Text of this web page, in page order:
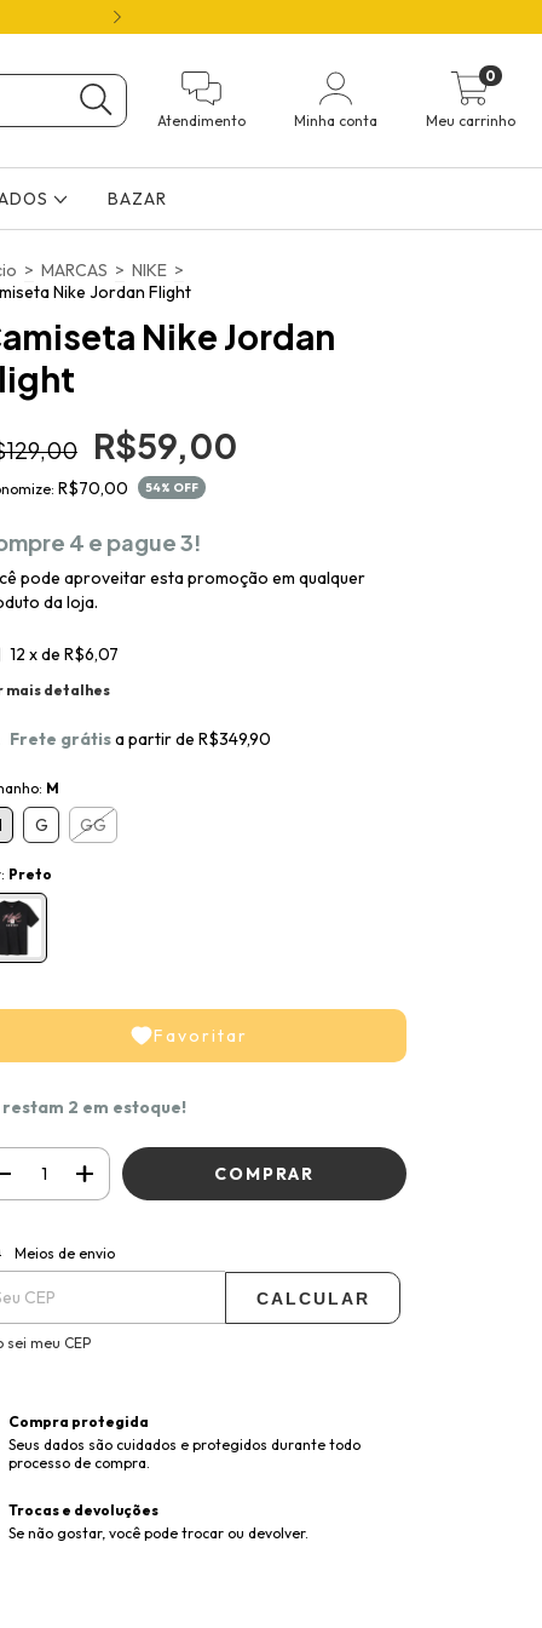
Atendimento Minha conta Meu carrinho
0
BAZAR
> MARCAS > NIKE >
Nike Jordan Flight
Nike Jordan
R$59,00
R$70,00 54% OFF
4 e pague 3!
pode aproveitar esta promoção em qualquer
da loja.
12 x de R$6,07
mais detalhes
Frete grátisa partir de R$349,90
M
G GG
Preto
Favoritar
restam 2 em estoque!
para o CEP:
Meios de envio
CALCULAR
sei meu CEP
Compra protegida
Seus dados são cuidados e protegidos durante todo
processo de compra.
Trocas e devoluções
Se não gostar, você pode trocar ou devolver.